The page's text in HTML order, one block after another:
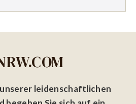
leidenschaftlichen